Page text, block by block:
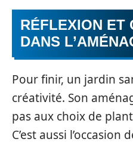
RÉFLEXION ET
DANS
Pour finir, un jardin
créativité. Son
pas aux choix de
C’est aussi